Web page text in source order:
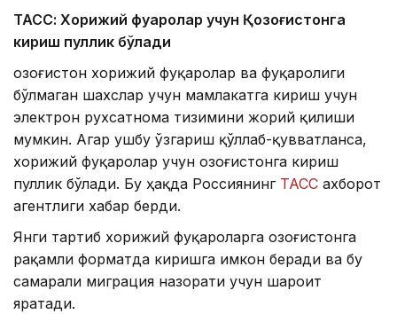
ТАСС: Хорижий фуқаролар учун Қозоғистонга
кириш пуллик бўлади
Қозоғистон хорижий фуқаролар ва фуқаролиги
бўлмаган шахслар учун мамлакатга кириш учун
электрон рухсатнома тизимини жорий қилиши
мумкин. Агар ушбу ўзгариш қўллаб-қувватланса,
хорижий фуқаролар учун Қозоғистонга кириш
пуллик бўлади. Бу ҳақда Россиянинг ТАСС ахборот
агентлиги хабар берди.
Янги тартиб хорижий фуқароларга Қозоғистонга
рақамли форматда киришга имкон беради ва бу
самарали миграция назорати учун шароит
яратади.